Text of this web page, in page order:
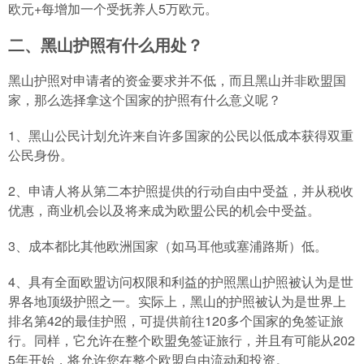
欧元+每增加一个受抚养人5万欧元。
二、黑山护照有什么用处？
黑山护照对申请者的资金要求并不低，而且黑山并非欧盟国
家，那么选择拿这个国家的护照有什么意义呢？
1、黑山公民计划允许来自许多国家的公民以低成本获得双重
公民身份。
2、申请人将从第二本护照提供的行动自由中受益，并从税收
优惠，商业机会以及将来成为欧盟公民的机会中受益。
3、成本都比其他欧洲国家（如马耳他或塞浦路斯）低。
4、具有全面欧盟访问权限和利益的护照黑山护照被认为是世
界各地顶级护照之一。实际上，黑山的护照被认为是世界上
排名第42的最佳护照，可提供前往120多个国家的免签证旅
行。同样，它允许在整个欧盟免签证旅行，并且有可能从202
5年开始，将允许您在整个欧盟自由流动和投资。